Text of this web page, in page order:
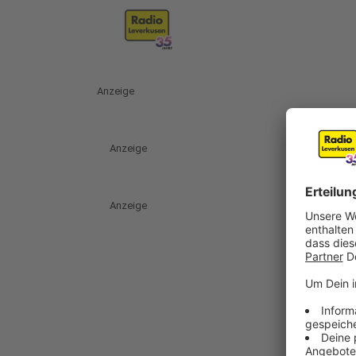
Anzeige
Anzeige
Anzeige